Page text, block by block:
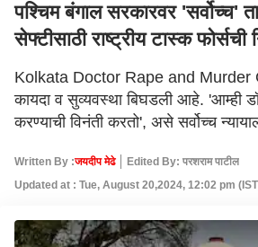
पश्चिम बंगाल सरकारवर 'सर्वोच्च'
सेफ्टीसाठी राष्ट्रीय टास्क फोर्सची
Kolkata Doctor Rape and Murder
कायदा व सुव्यवस्था बिघडली आहे. 'आम्ही
करण्याची विनंती करतो', असे सर्वोच्च
Written By :जयदीप मेढे
Edited By: परशराम पाटील
Updated at : Tue, August 20,2024, 12:02 pm